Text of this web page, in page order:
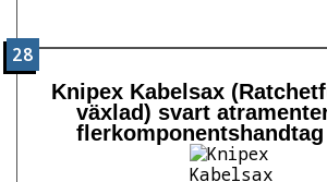
28
Knipex Kabelsax
växlad) svart
flerkomponentshandtag